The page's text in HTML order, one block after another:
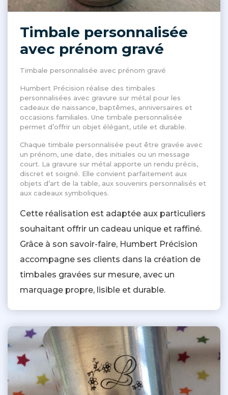
Timbale personnalisée
avec prénom gravé
Timbale personnalisée avec prénom gravé
Humbert Précision réalise des timbales
personnalisées avec gravure sur métal pour les
cadeaux de naissance, baptêmes, anniversaires et
occasions familiales. Une timbale personnalisée
permet d’offrir un objet élégant, utile et durable.
Chaque timbale personnalisée peut être gravée avec
un prénom, une date, des initiales ou un message
court. La gravure sur métal apporte un rendu précis,
discret et soigné. Elle convient parfaitement aux
objets d’art de la table, aux souvenirs personnalisés et
aux cadeaux symboliques.
Cette réalisation est adaptée aux particuliers
souhaitant offrir un cadeau unique et raffiné.
Grâce à son savoir-faire, Humbert Précision
accompagne ses clients dans la création de
timbales gravées sur mesure, avec un
marquage propre, lisible et durable.